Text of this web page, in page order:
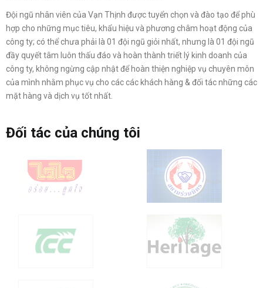
Đội ngũ nhân viên của Vạn Thịnh được tuyển chọn và đào tạo để phù
hợp cho những mục tiêu, khẩu hiệu và phương châm hoạt động của
công ty; có thể chưa phải là 01 đội ngũ giỏi nhất, nhưng là 01 đội ngũ
đầy quyết tâm luôn thấu đáo và hoàn thành triết lý kinh doanh của
công ty, không ngừng cập nhật để hoàn thiện nghiệp vụ chuyên môn
của mình nhằm phục vụ cho các các khách hàng & đối tác những các
mặt hàng và dịch vụ tốt nhất.
Đối tác của chúng tôi